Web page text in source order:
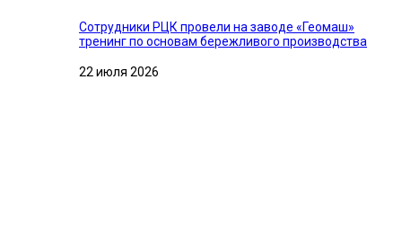
Сотрудники РЦК провели на заводе «Геомаш»
тренинг по основам бережливого производства
22 июля 2026